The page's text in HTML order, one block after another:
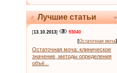
Лучшие статьи
[13.10.2013]
93040
[Остаточная моча]
Остаточная моча: клиническое
значение, методы определения
объё...